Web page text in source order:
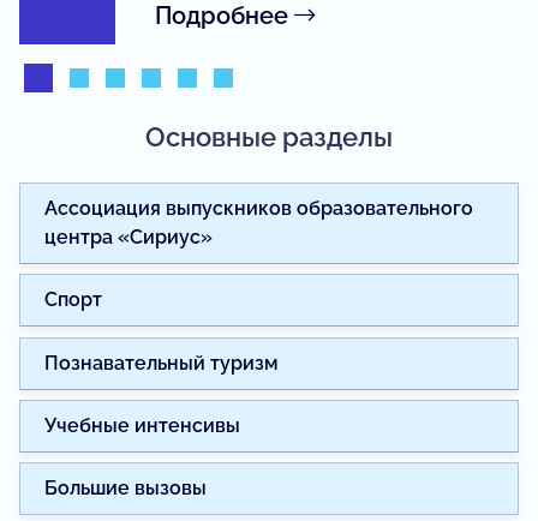
Подробнее
Основные разделы
Ассоциация выпускников образовательного
центра «Сириус»
Спорт
Познавательный туризм
Учебные интенсивы
Большие вызовы